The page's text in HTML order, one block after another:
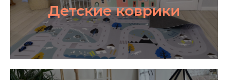
Детские коврики